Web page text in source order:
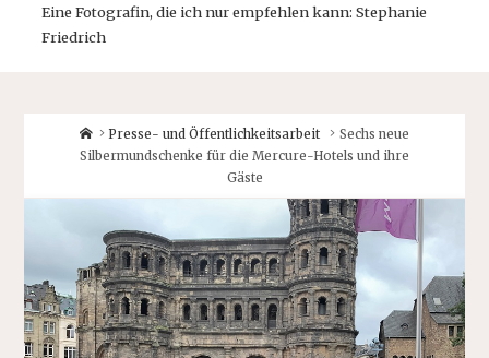
Eine Fotografin, die ich nur empfehlen kann: Stephanie
Friedrich
HomePresse- und Öffentlichkeitsarbeit
Sechs neue
Silbermundschenke für die Mercure-Hotels und ihre
Gäste